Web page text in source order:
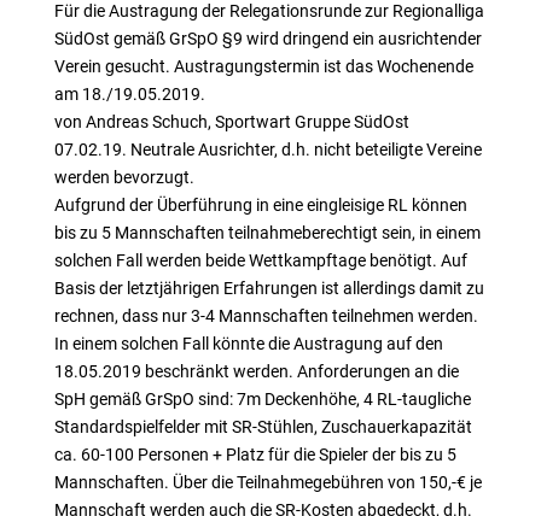
Für die Austragung der Relegationsrunde zur Regionalliga
SüdOst gemäß GrSpO §9 wird dringend ein ausrichtender
Verein gesucht. Austragungstermin ist das Wochenende
am 18./19.05.2019.
von Andreas Schuch, Sportwart Gruppe SüdOst
07.02.19. Neutrale Ausrichter, d.h. nicht beteiligte Vereine
werden bevorzugt.
Aufgrund der Überführung in eine eingleisige RL können
bis zu 5 Mannschaften teilnahmeberechtigt sein, in einem
solchen Fall werden beide Wettkampftage benötigt. Auf
Basis der letztjährigen Erfahrungen ist allerdings damit zu
rechnen, dass nur 3-4 Mannschaften teilnehmen werden.
In einem solchen Fall könnte die Austragung auf den
18.05.2019 beschränkt werden. Anforderungen an die
SpH gemäß GrSpO sind: 7m Deckenhöhe, 4 RL-taugliche
Standardspielfelder mit SR-Stühlen, Zuschauerkapazität
ca. 60-100 Personen + Platz für die Spieler der bis zu 5
Mannschaften. Über die Teilnahmegebühren von 150,-€ je
Mannschaft werden auch die SR-Kosten abgedeckt, d.h.